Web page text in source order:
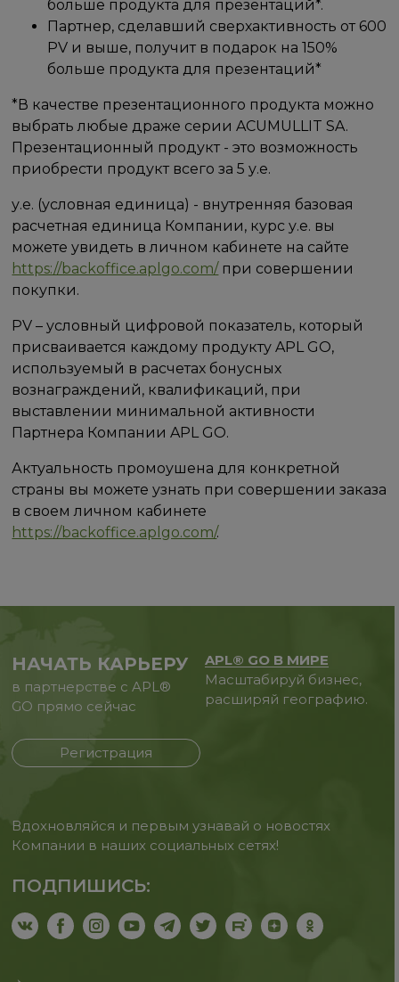
больше продукта для презентаций*.
Партнер, сделавший сверхактивность от 600
PV и выше, получит в подарок на 150%
больше продукта для презентаций*
*В качестве презентационного продукта можно
выбрать любые драже серии ACUMULLIT SA.
Презентационный продукт - это возможность
приобрести продукт всего за 5 у.е.
у.е. (условная единица) - внутренняя базовая
расчетная единица Компании, курс у.е. вы
можете увидеть в личном кабинете на сайте
https://backoffice.aplgo.com/при совершении
покупки.
PV – условный цифровой показатель, который
присваивается каждому продукту APL GO,
используемый в расчетах бонусных
вознаграждений, квалификаций, при
выставлении минимальной активности
Партнера Компании APL GO.
Актуальность промоушена для конкретной
страны вы можете узнать при совершении заказа
в своем личном кабинете
https://backoffice.aplgo.com/.
НАЧАТЬ КАРЬЕРУ
в партнерстве с APL®
GO прямо сейчас
Регистрация
APL® GO В МИРЕ
Масштабируй бизнес,
расширяй географию.
Вдохновляйся и первым узнавай о новостях
Компании в наших социальных сетях!
ПОДПИШИСЬ: